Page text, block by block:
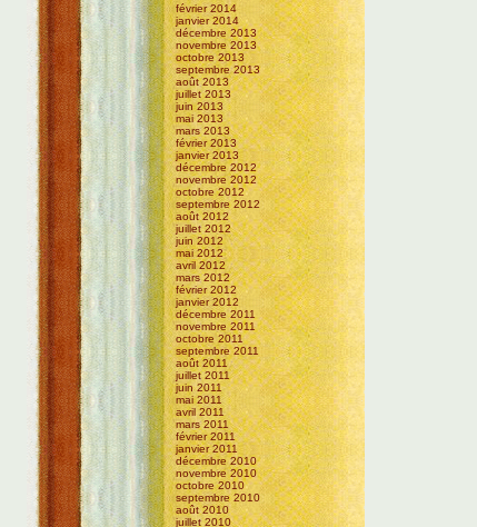
février 2014
janvier 2014
décembre 2013
novembre 2013
octobre 2013
septembre 2013
août 2013
juillet 2013
juin 2013
mai 2013
mars 2013
février 2013
janvier 2013
décembre 2012
novembre 2012
octobre 2012
septembre 2012
août 2012
juillet 2012
juin 2012
mai 2012
avril 2012
mars 2012
février 2012
janvier 2012
décembre 2011
novembre 2011
octobre 2011
septembre 2011
août 2011
juillet 2011
juin 2011
mai 2011
avril 2011
mars 2011
février 2011
janvier 2011
décembre 2010
novembre 2010
octobre 2010
septembre 2010
août 2010
juillet 2010